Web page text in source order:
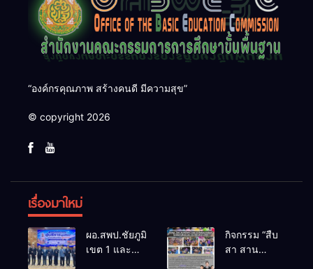
“องค์กรคุณภาพ สร้างคนดี มีความสุข”
© copyright 2026
เรื่องมาใหม่
ผอ.สพป.ชัยภูมิ
เขต 1 และ
กิจกรรม “สืบ
สา สาน